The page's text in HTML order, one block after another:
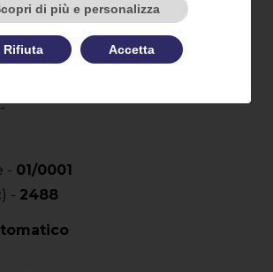
-
- 01/0001
- 2488
di più e personalizza
Rifiuta Accetta